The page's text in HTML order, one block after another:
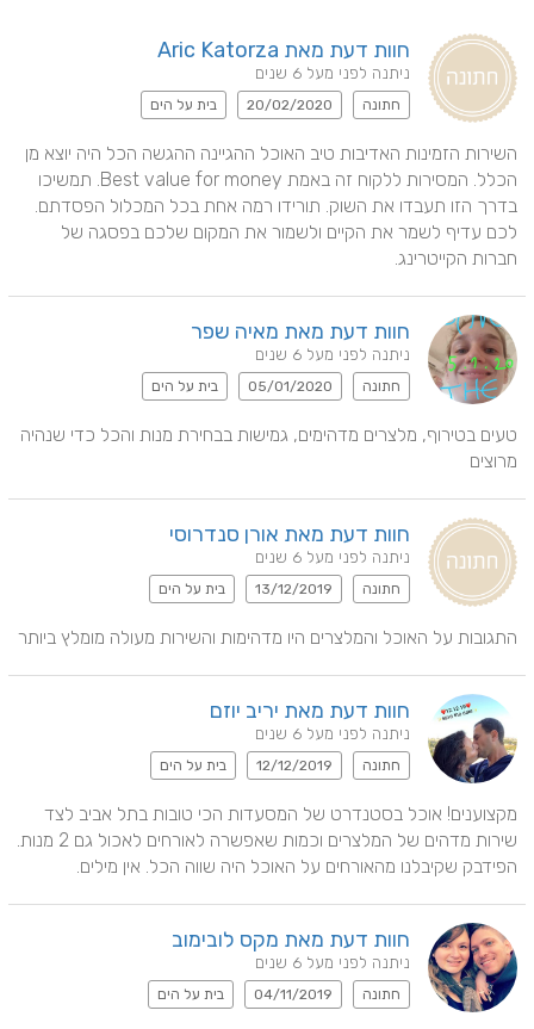
חוות דעת מאת Aric Katorza
ניתנה לפני מעל 6 שנים
חתונה 20/02/2020 בית על הים
חברות הקייטרינג.
חוות דעת מאת מאיה שפר
ניתנה לפני מעל 6 שנים
חתונה 05/01/2020 בית על הים
מרוצים
חוות דעת מאת אורן סנדרוסי
ניתנה לפני מעל 6 שנים
חתונה 13/12/2019 בית על הים
התגובות על האוכל והמלצרים היו מדהימות והשירות מעולה מומלץ ביותר
חוות דעת מאת יריב יוזם
ניתנה לפני מעל 6 שנים
חתונה 12/12/2019 בית על הים
הפידבק שקיבלנו מהאורחים על האוכל היה שווה הכל. אין מילים.
חוות דעת מאת מקס לובימוב
ניתנה לפני מעל 6 שנים
חתונה 04/11/2019 בית על הים